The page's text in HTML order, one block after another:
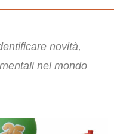
novità,
nel mondo